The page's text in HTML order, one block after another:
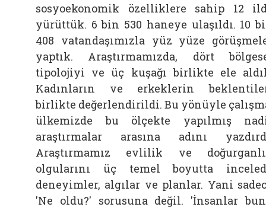
sosyoekonomik özelliklere sahip 12
yürüttük. 6 bin 530 haneye ulaşıldı. 10
408 vatandaşımızla yüz yüze
yaptık. Araştırmamızda, dört
tipolojiyi ve üç kuşağı birlikte ele
Kadınların ve erkeklerin
birlikte değerlendirildi. Bu yönüyle
ülkemizde bu ölçekte yapılmış
araştırmalar arasına adını
Araştırmamız evlilik ve
olgularını üç temel boyutta
deneyimler, algılar ve planlar. Yani
'Ne oldu?' sorusuna değil. 'İnsanlar